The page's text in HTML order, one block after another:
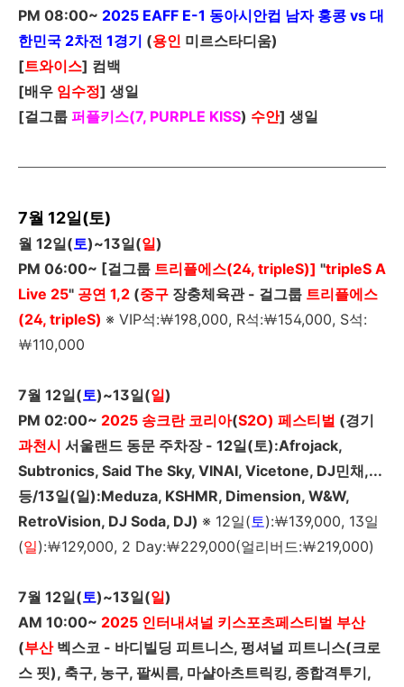
PM 08:00~ 2025 EAFF E-1 동아시안컵 남자 홍콩 vs 대
한민국 2차전 1경기 (용인 미르스타디움)
[트와이스] 컴백
[배우 임수정] 생일
[걸그룹 퍼플키스(7, PURPLE KISS) 수안] 생일
7월 12일(토)
월 12일(토)~13일(일)
PM 06:00~ [걸그룹 트리플에스(24, tripleS)] "tripleS A
Live 25" 공연 1,2 (중구 장충체육관 - 걸그룹 트리플에스
(24, tripleS) ※ VIP석:￦198,000, R석:￦154,000, S석:
￦110,000
7월 12일(토)~13일(일)
PM 02:00~ 2025 송크란 코리아(S2O) 페스티벌 (경기
과천시 서울랜드 동문 주차장- 12일(토):Afrojack,
Subtronics, Said The Sky, VINAI, Vicetone, DJ민채,...
등/13일(일):Meduza, KSHMR, Dimension, W&W,
RetroVision, DJ Soda, DJ) ※ 12일( 토):￦139,000, 13일
(일):￦129,000, 2 Day:￦229,000(얼리버드:￦219,000)
7월 12일(토)~13일(일)
AM 10:00~ 2025 인터내셔널 키스포츠페스티벌 부산
(부산 벡스코 - 바디빌딩 피트니스, 펑셔널 피트니스(크로
스 핏), 축구, 농구, 팔씨름, 마샬아츠트릭킹, 종합격투기,